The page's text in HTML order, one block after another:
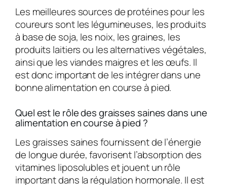
Les meilleures sources de protéines pour les
coureurs sont les légumineuses, les produits
à base de soja, les noix, les graines, les
produits laitiers ou les alternatives végétales,
ainsi que les viandes maigres et les œufs. Il
est donc important de les intégrer dans une
bonne alimentation en course à pied.
Quel est le rôle des graisses saines dans une
alimentation en course à pied ?
Les graisses saines fournissent de l’énergie
de longue durée, favorisent l’absorption des
vitamines liposolubles et jouent un rôle
important dans la régulation hormonale. Il est